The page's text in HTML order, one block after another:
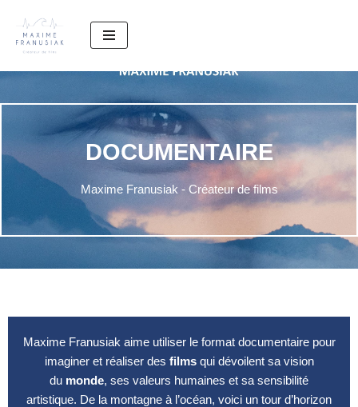
Aller
DOCUMENTAIRE
Maxime Franusiak - Créateur de films
Maxime Franusiak aime utiliser le format documentaire pour
imaginer et réaliser des films qui dévoilent sa vision
du monde, ses valeurs humaines et sa sensibilité
artistique. De la montagne à l’océan, voici un tour d’horizon